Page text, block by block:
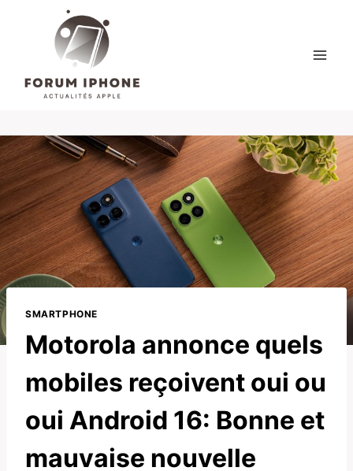
SMARTPHONE
Motorola annonce quels
mobiles reçoivent oui ou
oui Android 16: Bonne et
mauvaise nouvelle